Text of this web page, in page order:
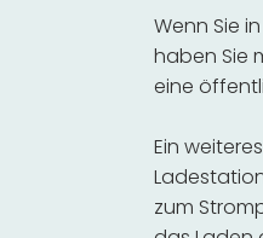
Wenn Sie
haben Sie
eine
Ein
zum